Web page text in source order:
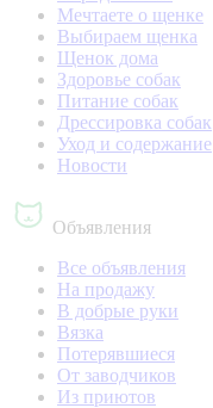
Мечтаете о щенке
Выбираем щенка
Щенок дома
Здоровье собак
Питание собак
Дрессировка собак
Уход и содержание
Новости
Объявления
Все объявления
На продажу
В добрые руки
Вязка
Потерявшиеся
От заводчиков
Из приютов